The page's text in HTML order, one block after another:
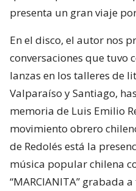
presenta un gran viaje
En el disco, el autor nos
conversaciones que tuvo
lanzas en los talleres de
Valparaíso y Santiago,
memoria de Luis Emilio
movimiento obrero
de Redolés está la
música popular chilena
“MARCIANITA” grabada